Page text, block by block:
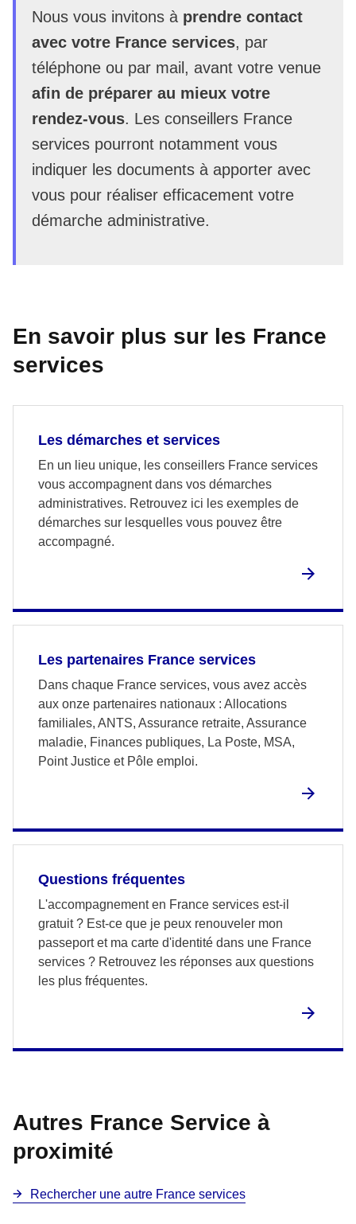
Nous vous invitons à prendre contact
avec votre France services, par
téléphone ou par mail, avant votre venue
afin de préparer au mieux votre
rendez-vous. Les conseillers France
services pourront notamment vous
indiquer les documents à apporter avec
vous pour réaliser efficacement votre
démarche administrative.
En savoir plus sur les France
services
Les démarches et services
En un lieu unique, les conseillers France services
vous accompagnent dans vos démarches
administratives. Retrouvez ici les exemples de
démarches sur lesquelles vous pouvez être
accompagné.
Les partenaires France services
Dans chaque France services, vous avez accès
aux onze partenaires nationaux : Allocations
familiales, ANTS, Assurance retraite, Assurance
maladie, Finances publiques, La Poste, MSA,
Point Justice et Pôle emploi.
Questions fréquentes
L'accompagnement en France services est-il
gratuit ? Est-ce que je peux renouveler mon
passeport et ma carte d'identité dans une France
services ? Retrouvez les réponses aux questions
les plus fréquentes.
Autres France Service à
proximité
Rechercher une autre France services